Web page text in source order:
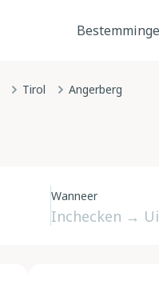
Tirol Angerberg
Wanneer